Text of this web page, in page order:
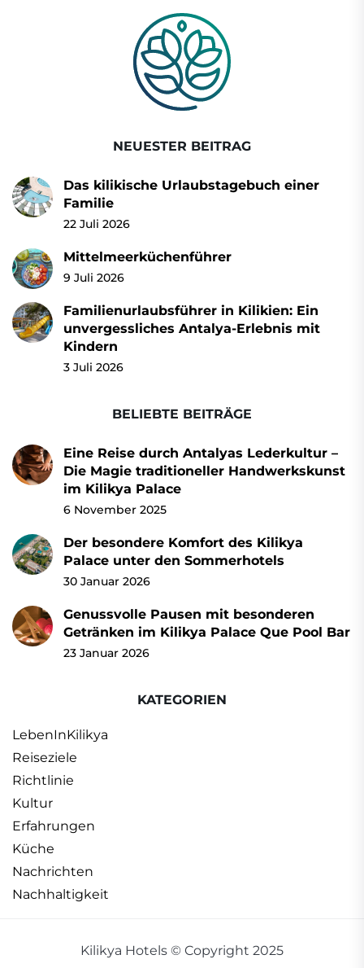
NEUESTER BEITRAG
Das kilikische Urlaubstagebuch einer
Familie
22 Juli 2026
Mittelmeerküchenführer
9 Juli 2026
Familienurlaubsführer in Kilikien: Ein
unvergessliches Antalya-Erlebnis mit
Kindern
3 Juli 2026
BELIEBTE BEITRÄGE
Eine Reise durch Antalyas Lederkultur –
Die Magie traditioneller Handwerkskunst
im Kilikya Palace
6 November 2025
Der besondere Komfort des Kilikya
Palace unter den Sommerhotels
30 Januar 2026
Genussvolle Pausen mit besonderen
Getränken im Kilikya Palace Que Pool Bar
23 Januar 2026
KATEGORIEN
LebenInKilikya
Reiseziele
Richtlinie
Kultur
Erfahrungen
Küche
Nachrichten
Nachhaltigkeit
Kilikya Hotels © Copyright 2025